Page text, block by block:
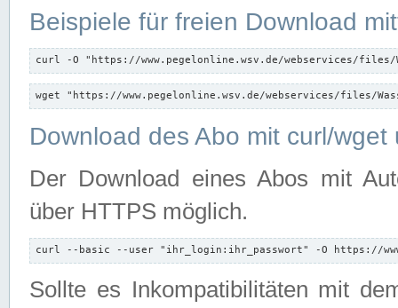
Beispiele für freien Download
curl -O "https://www.pegelonline.wsv.de/webservices/files/
wget "https://www.pegelonline.wsv.de/webservices/files/
Download des Abo mit curl/
Der Download eines Abos mit
über HTTPS möglich.
curl --basic --user "ihr_login:ihr_passwort" -O https://
Sollte es Inkompatibilitäten mit